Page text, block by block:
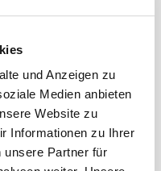
und Anzeigen zu
Medien anbieten
Website zu
Informationen zu Ihrer
unsere Partner für
10 Fähnli
m2, ca. 30 x
5 m